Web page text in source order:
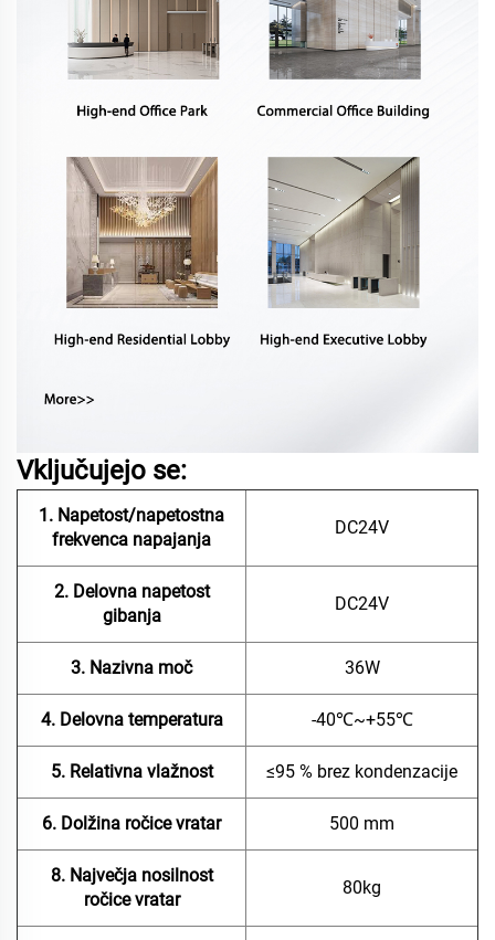
Vključujejo se:
1. Napetost/napetostna
frekvenca napajanja
DC24V
2. Delovna napetost
gibanja
DC24V
3. Nazivna moč 36W
4. Delovna temperatura -40℃~+55℃
5. Relativna vlažnost ≤95 % brez kondenzacije
6. Dolžina ročice vratar 500 mm
8. Največja nosilnost
ročice vratar
80kg